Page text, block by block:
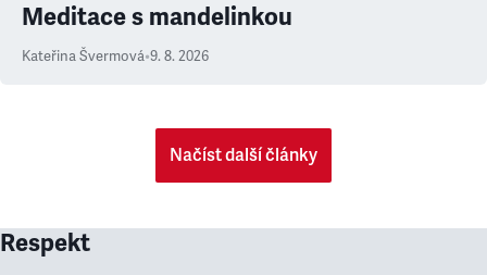
Meditace s mandelinkou
Kateřina Švermová•9. 8. 2026
Načíst další články
Respekt